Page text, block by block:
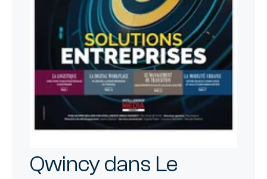
Qwincy dans Le